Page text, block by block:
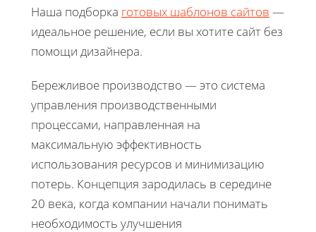
Наша подборка готовых шаблонов сайтов —
идеальное решение, если вы хотите сайт без
помощи дизайнера.
Бережливое производство — это система
управления производственными
процессами, направленная на
максимальную эффективность
использования ресурсов и минимизацию
потерь. Концепция зародилась в середине
20 века, когда компании начали понимать
необходимость улучшения